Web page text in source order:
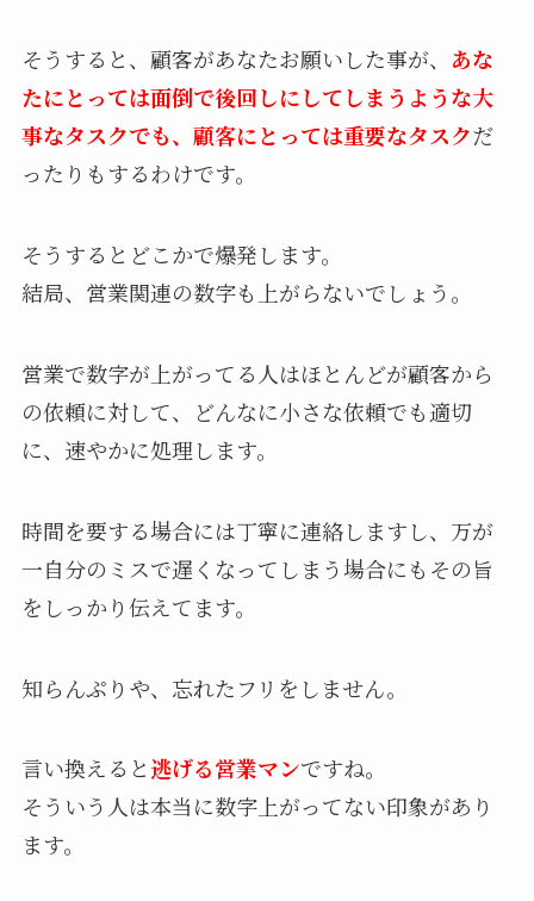
そうすると、顧客があなたお願いした事が、 あな
たにとっては面倒で後回しにしてしまうような大
事なタスクでも、顧客にとっては重要なタスクだ
ったりもするわけです。
そうするとどこかで爆発します。
結局、営業関連の数字も上がらないでしょう。
営業で数字が上がってる人はほとんどが顧客から
の依頼に対して、どんなに小さな依頼でも適切
に、速やかに処理します。
時間を要する場合には丁寧に連絡しますし、万が
一自分のミスで遅くなってしまう場合にもその旨
をしっかり伝えてます。
知らんぷりや、忘れたフリをしません。
言い換えると逃げる営業マンですね。
そういう人は本当に数字上がってない印象があり
ます。